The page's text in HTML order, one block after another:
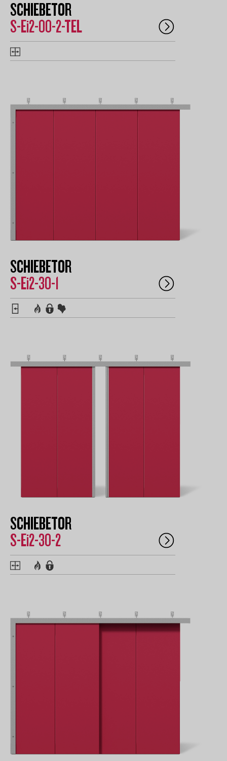
SCHIEBETOR
S-Ei2-00-2-TEL
SCHIEBETOR
S-Ei2-30-1
SCHIEBETOR
S-Ei2-30-2